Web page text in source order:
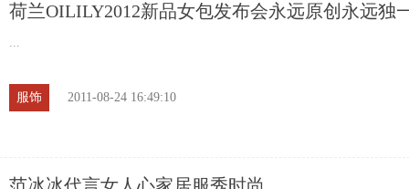
荷兰OILILY2012新品女包发布会永远原创永远独
...
服饰 2011-08-24 16:49:10